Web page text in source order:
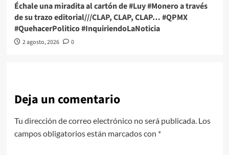
Échale una miradita al cartón de #Luy #Monero a través
de su trazo editorial///CLAP, CLAP, CLAP… #QPMX
#QuehacerPolitico #InquiriendoLaNoticia
2 agosto, 2026 0
Deja un comentario
Tu dirección de correo electrónico no será publicada. Los
campos obligatorios están marcados con *